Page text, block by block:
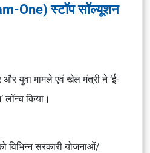
One) स्टॉप सॉल्यूशन
और युवा मामले एवं खेल मंत्री ने ‘ई-
लॉन्च किया।
विभिन्न सरकारी योजनाओं/